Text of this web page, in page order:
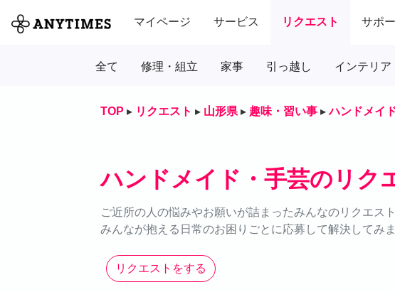
マイページ サービス リクエスト サポ
全て 修理・組立 家事 引っ越し インテリア
TOP ▸ リクエスト ▸ 山形県 ▸ 趣味・習い事 ▸ ハンドメイ
ハンドメイド・手芸のリク
ご近所の人の悩みやお願いが詰まったみんなのリクエスト
みんなが抱える日常のお困りごとに応募して解決してみ
リクエストをする